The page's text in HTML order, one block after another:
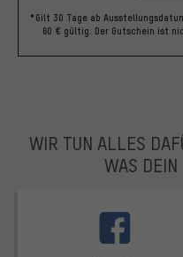
*Gilt 30 Tage ab
60 € gültig. Der Gutschein ist
WIR TUN ALLES
WAS